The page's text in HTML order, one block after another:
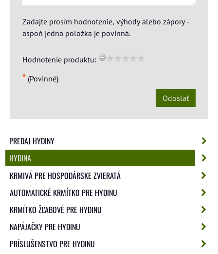
Zadajte prosím hodnotenie, výhody alebo zápory -
aspoň jedna položka je povinná.
Hodnotenie produktu:
* (Povinné)
Odoslať
PREDAJ HYDINY
HYDINA
KRMIVÁ PRE HOSPODÁRSKE ZVIERATÁ
AUTOMATICKÉ KRMÍTKO PRE HYDINU
KRMÍTKO ŽĽABOVÉ PRE HYDINU
NAPÁJAČKY PRE HYDINU
PRÍSLUŠENSTVO PRE HYDINU